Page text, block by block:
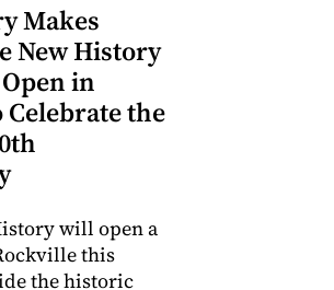
Makes
New History
in
the
will open a
this
the historic